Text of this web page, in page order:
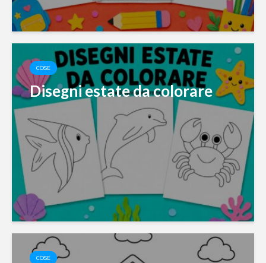
COSE
Disegni estate da colorare
COSE